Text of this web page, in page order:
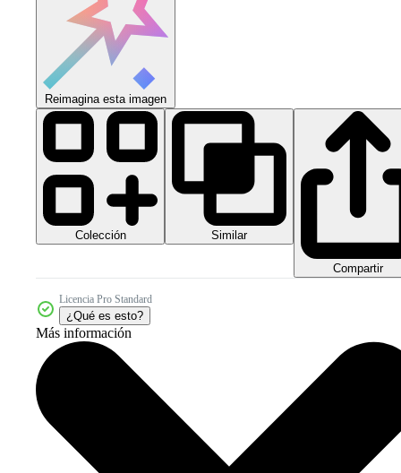
Reimagina esta imagen
Colección Similar
Compartir
Licencia Pro Standard
¿Qué es esto?
Más información